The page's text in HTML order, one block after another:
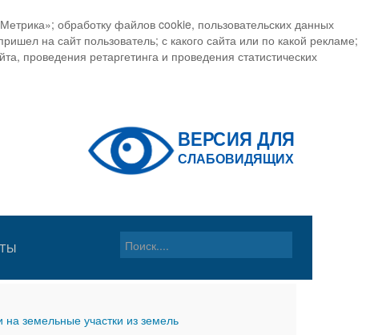
обработку файлов cookie, пользовательских данных
на сайт пользователь; с какого сайта или по какой рекламе;
проведения ретаргетинга и проведения статистических
земельные участки из земель